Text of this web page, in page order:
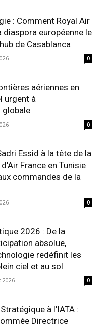
: Comment Royal Air
européenne le
de Casablanca
0
aériennes en
urgent à
globale
0
Essid à la tête de la
France en Tunisie
commandes de la
0
2026 : De la
absolue,
redéfinit les
ciel et au sol
2026 0
à l’IATA :
Directrice